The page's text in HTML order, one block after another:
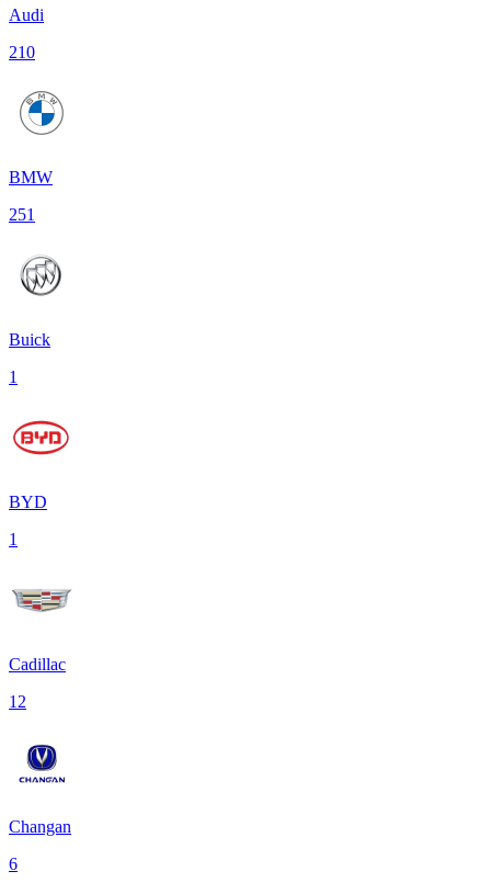
Audi
210
BMW
251
Buick
1
BYD
1
Cadillac
12
Changan
6